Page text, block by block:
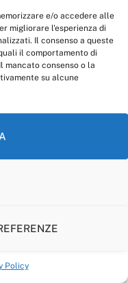
e/o accedere alle
migliorare l'esperienza di
Il consenso a queste
il comportamento di
mancato consenso o la
su alcune
Policy